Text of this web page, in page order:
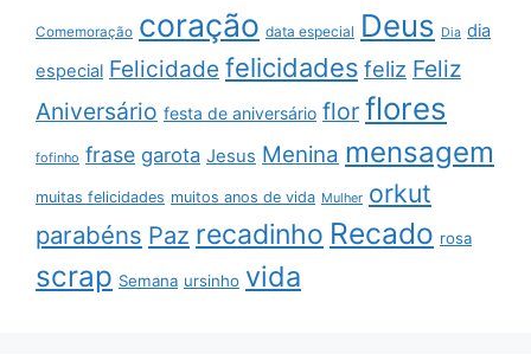
Comemoração coração data especial Deus Dia dia
especial Felicidade felicidades feliz Feliz
Aniversário festa de aniversário flor flores
fofinho frase garota Jesus Menina mensagem
muitas felicidades muitos anos de vida Mulher orkut
parabéns Paz recadinho Recado rosa
scrap Semana ursinho vida